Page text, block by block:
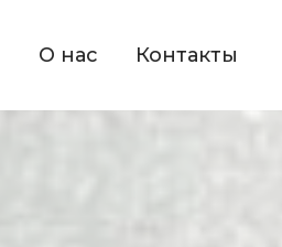
О нас Контакты